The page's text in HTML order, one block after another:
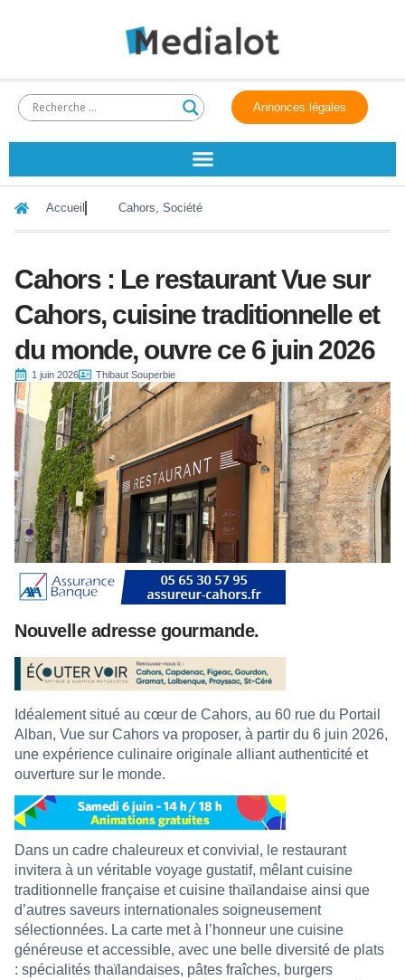
Annonces légales
Accueil Cahors, Société
Cahors : Le restaurant Vue sur
Cahors, cuisine traditionnelle et
du monde, ouvre ce 6 juin 2026
1 juin 2026 Thibaut Souperbie
Nouvelle adresse gourmande.
Idéalement situé au cœur de Cahors, au 60 rue du Portail
Alban, Vue sur Cahors va proposer, à partir du 6 juin 2026,
une expérience culinaire originale alliant authenticité et
ouverture sur le monde.
Dans un cadre chaleureux et convivial, le restaurant
invitera à un véritable voyage gustatif, mêlant cuisine
traditionnelle française et cuisine thaïlandaise ainsi que
d’autres saveurs internationales soigneusement
sélectionnées. La carte met à l’honneur une cuisine
généreuse et accessible, avec une belle diversité de plats
: spécialités thaïlandaises, pâtes fraîches, burgers